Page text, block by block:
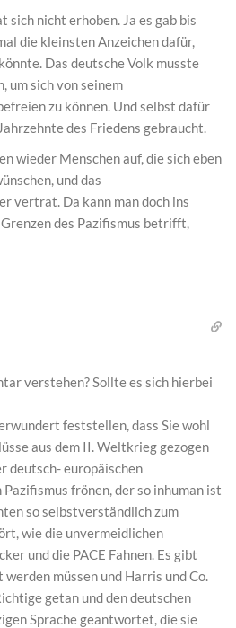
sich nicht erhoben. Ja es gab bis
die kleinsten Anzeichen dafür,
Das deutsche Volk musste
um sich von seinem
zu können. Und selbst dafür
des Friedens gebraucht.
wieder Menschen auf, die sich eben
und das
vertrat. Da kann man doch ins
des Pazifismus betrifft,
verstehen? Sollte es sich hierbei
feststellen, dass Sie wohl
aus dem II. Weltkrieg gezogen
deutsch- europäischen
frönen, der so inhuman ist
so selbstverständlich zum
wie die unvermeidlichen
und die PACE Fahnen. Es gibt
müssen und Harris und Co.
getan und den deutschen
Sprache geantwortet, die sie